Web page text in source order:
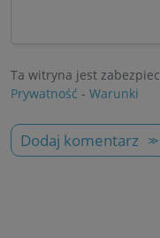
Ta witryna jest
Prywatność - Warunki
Dodaj komentarz